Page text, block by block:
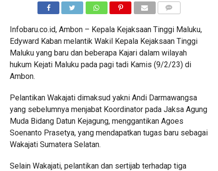
Infobaru.co.id, Ambon – Kepala Kejaksaan Tinggi Maluku,
Edyward Kaban melantik Wakil Kepala Kejaksaan Tinggi
Maluku yang baru dan beberapa Kajari dalam wilayah
hukum Kejati Maluku pada pagi tadi Kamis (9/2/23) di
Ambon.
Pelantikan Wakajati dimaksud yakni Andi Darmawangsa
yang sebelumnya menjabat Koordinator pada Jaksa Agung
Muda Bidang Datun Kejagung, menggantikan Agoes
Soenanto Prasetya, yang mendapatkan tugas baru sebagai
Wakajati Sumatera Selatan.
Selain Wakajati, pelantikan dan sertijab terhadap tiga